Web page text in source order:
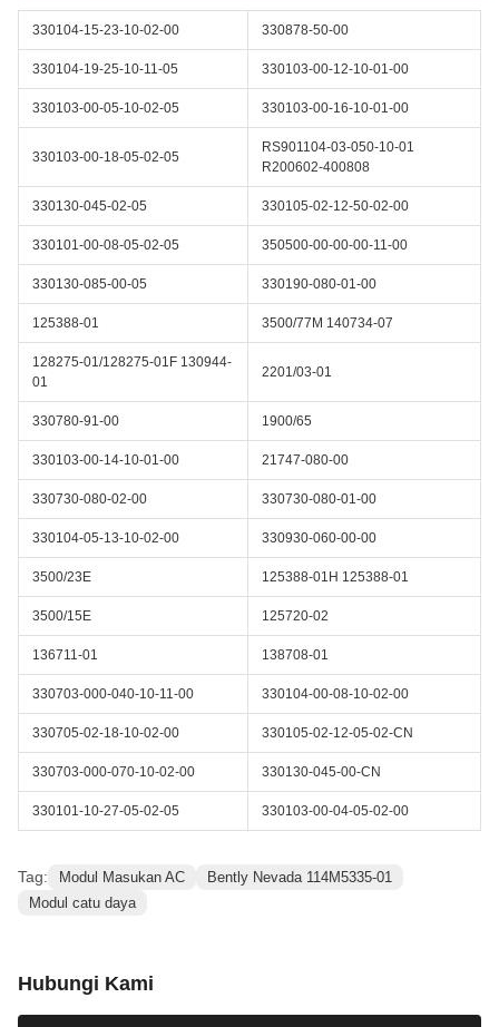
330104-15-23-10-02-00 330878-50-00
330104-19-25-10-11-05 330103-00-12-10-01-00
330103-00-05-10-02-05 330103-00-16-10-01-00
330103-00-18-05-02-05
RS901104-03-050-10-01
R200602-400808
330130-045-02-05 330105-02-12-50-02-00
330101-00-08-05-02-05 350500-00-00-00-11-00
330130-085-00-05 330190-080-01-00
125388-01 3500/77M 140734-07
128275-01/128275-01F 130944-
01
2201/03-01
330780-91-00 1900/65
330103-00-14-10-01-00 21747-080-00
330730-080-02-00 330730-080-01-00
330104-05-13-10-02-00 330930-060-00-00
3500/23E 125388-01H 125388-01
3500/15E 125720-02
136711-01 138708-01
330703-000-040-10-11-00 330104-00-08-10-02-00
330705-02-18-10-02-00 330105-02-12-05-02-CN
330703-000-070-10-02-00 330130-045-00-CN
330101-10-27-05-02-05 330103-00-04-05-02-00
Tag: Modul Masukan AC
Bently Nevada 114M5335-01
Modul catu daya
Hubungi Kami